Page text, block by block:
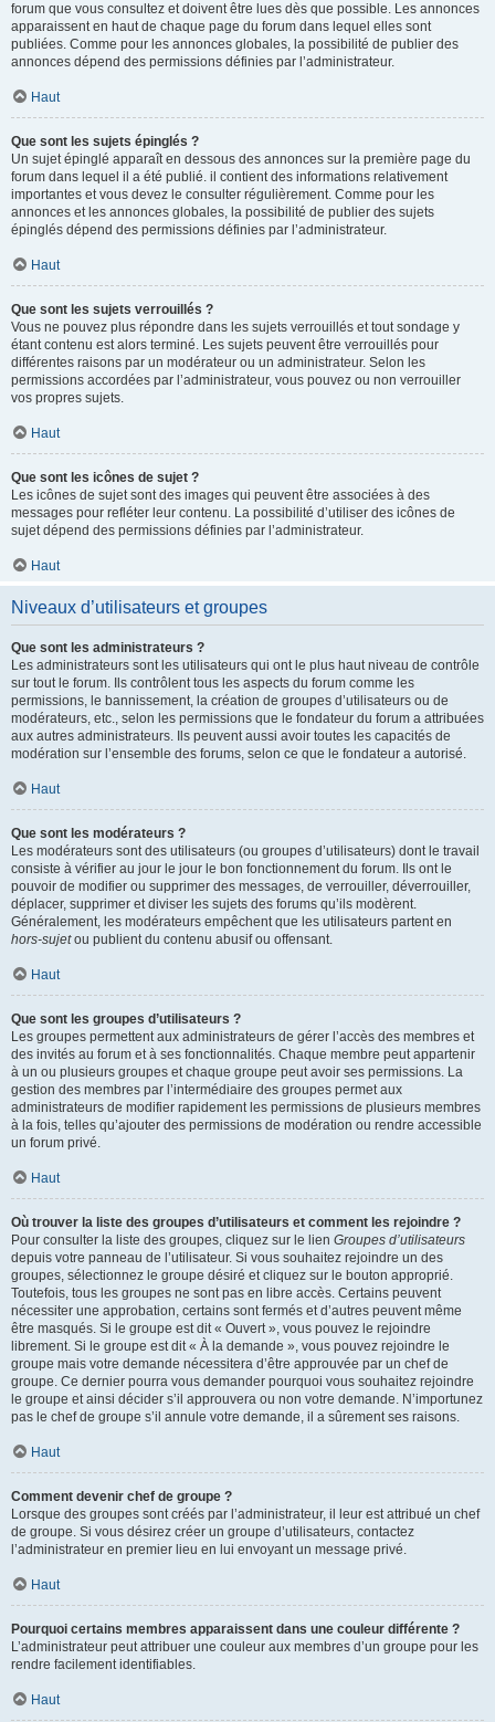
forum que vous consultez et doivent être lues dès que possible. Les annonces
apparaissent en haut de chaque page du forum dans lequel elles sont
publiées. Comme pour les annonces globales, la possibilité de publier des
annonces dépend des permissions définies par l’administrateur.
Haut
Que sont les sujets épinglés ?
Un sujet épinglé apparaît en dessous des annonces sur la première page du
forum dans lequel il a été publié. il contient des informations relativement
importantes et vous devez le consulter régulièrement. Comme pour les
annonces et les annonces globales, la possibilité de publier des sujets
épinglés dépend des permissions définies par l’administrateur.
Haut
Que sont les sujets verrouillés ?
Vous ne pouvez plus répondre dans les sujets verrouillés et tout sondage y
étant contenu est alors terminé. Les sujets peuvent être verrouillés pour
différentes raisons par un modérateur ou un administrateur. Selon les
permissions accordées par l’administrateur, vous pouvez ou non verrouiller
vos propres sujets.
Haut
Que sont les icônes de sujet ?
Les icônes de sujet sont des images qui peuvent être associées à des
messages pour refléter leur contenu. La possibilité d’utiliser des icônes de
sujet dépend des permissions définies par l’administrateur.
Haut
Niveaux d’utilisateurs et groupes
Que sont les administrateurs ?
Les administrateurs sont les utilisateurs qui ont le plus haut niveau de contrôle
sur tout le forum. Ils contrôlent tous les aspects du forum comme les
permissions, le bannissement, la création de groupes d’utilisateurs ou de
modérateurs, etc., selon les permissions que le fondateur du forum a attribuées
aux autres administrateurs. Ils peuvent aussi avoir toutes les capacités de
modération sur l’ensemble des forums, selon ce que le fondateur a autorisé.
Haut
Que sont les modérateurs ?
Les modérateurs sont des utilisateurs (ou groupes d’utilisateurs) dont le travail
consiste à vérifier au jour le jour le bon fonctionnement du forum. Ils ont le
pouvoir de modifier ou supprimer des messages, de verrouiller, déverrouiller,
déplacer, supprimer et diviser les sujets des forums qu’ils modèrent.
Généralement, les modérateurs empêchent que les utilisateurs partent en
hors-sujetou publient du contenu abusif ou offensant.
Haut
Que sont les groupes d’utilisateurs ?
Les groupes permettent aux administrateurs de gérer l’accès des membres et
des invités au forum et à ses fonctionnalités. Chaque membre peut appartenir
à un ou plusieurs groupes et chaque groupe peut avoir ses permissions. La
gestion des membres par l’intermédiaire des groupes permet aux
administrateurs de modifier rapidement les permissions de plusieurs membres
à la fois, telles qu’ajouter des permissions de modération ou rendre accessible
un forum privé.
Haut
Où trouver la liste des groupes d’utilisateurs et comment les rejoindre ?
Pour consulter la liste des groupes, cliquez sur le lien Groupes d’utilisateurs
depuis votre panneau de l’utilisateur. Si vous souhaitez rejoindre un des
groupes, sélectionnez le groupe désiré et cliquez sur le bouton approprié.
Toutefois, tous les groupes ne sont pas en libre accès. Certains peuvent
nécessiter une approbation, certains sont fermés et d’autres peuvent même
être masqués. Si le groupe est dit « Ouvert », vous pouvez le rejoindre
librement. Si le groupe est dit « À la demande », vous pouvez rejoindre le
groupe mais votre demande nécessitera d’être approuvée par un chef de
groupe. Ce dernier pourra vous demander pourquoi vous souhaitez rejoindre
le groupe et ainsi décider s’il approuvera ou non votre demande. N’importunez
pas le chef de groupe s’il annule votre demande, il a sûrement ses raisons.
Haut
Comment devenir chef de groupe ?
Lorsque des groupes sont créés par l’administrateur, il leur est attribué un chef
de groupe. Si vous désirez créer un groupe d’utilisateurs, contactez
l’administrateur en premier lieu en lui envoyant un message privé.
Haut
Pourquoi certains membres apparaissent dans une couleur différente ?
L’administrateur peut attribuer une couleur aux membres d’un groupe pour les
rendre facilement identifiables.
Haut